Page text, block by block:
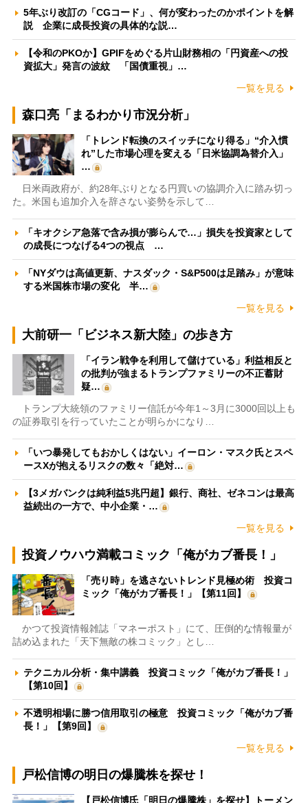
5年ぶり改訂の「CGコード」、何が変わったのかポイントを解
説 企業に成長投資の具体的な説…
【令和のPKOか】GPIFをめぐる片山財務相の「円資産への投
資拡大」発言の波紋 「国債重視」…
一覧を見る
森口亮「まるわかり市況分析」
「トレンド転換のスイッチになり得る」“介入慣
れ”した市場心理を変える「日米協調為替介入」
…
日米両政府が、約28年ぶりとなる円買いの協調介入に踏み切っ
た。米国も追加介入を辞さない姿勢を示して…
「キオクシア急落で含み損が膨らんで…」損失を投資家として
の成長につなげる4つの視点 …
「NYダウは高値更新、ナスダック・S&P500は足踏み」が意味
する米国株市場の変化 半…
一覧を見る
大前研一「ビジネス新大陸」の歩き方
「イラン戦争を利用して儲けている」利益相反と
の批判が強まるトランプファミリーの不正蓄財
疑…
トランプ大統領のファミリー信託が今年1～3月に3000回以上も
の証券取引を行っていたことが明らかになり…
「いつ暴発してもおかしくはない」イーロン・マスク氏とスペ
ースXが抱えるリスクの数々「絶対…
【3メガバンクは純利益5兆円超】銀行、商社、ゼネコンは最高
益続出の一方で、中小企業・…
一覧を見る
投資ノウハウ満載コミック「俺がカブ番長！」
「売り時」を逃さないトレンド見極め術 投資コ
ミック「俺がカブ番長！」【第11回】
かつて投資情報雑誌「マネーポスト」にて、圧倒的な情報量が
詰め込まれた「天下無敵の株コミック」とし…
テクニカル分析・集中講義 投資コミック「俺がカブ番長！」
【第10回】
不透明相場に勝つ信用取引の極意 投資コミック「俺がカブ番
長！」【第9回】
一覧を見る
戸松信博の明日の爆騰株を探せ！
【戸松信博氏「明日の爆騰株」を探せ】トーメン